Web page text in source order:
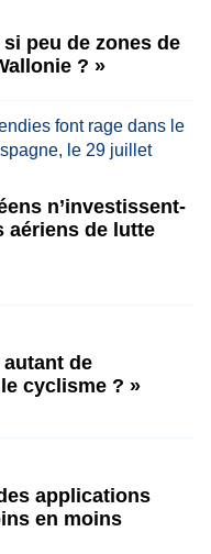
peu de zones de
? »
n’investissent-
aériens de lutte
de
cyclisme ? »
applications
en moins